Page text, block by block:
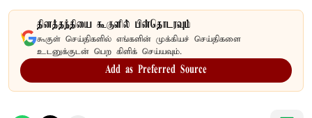
தினத்தந்தியை கூகுளில் பின்தொடரவும்
கூகுள் செய்திகளில் எங்களின் முக்கியச் செய்திகளை
உடனுக்குடன் பெற கிளிக் செய்யவும்.
Add as Preferred Source